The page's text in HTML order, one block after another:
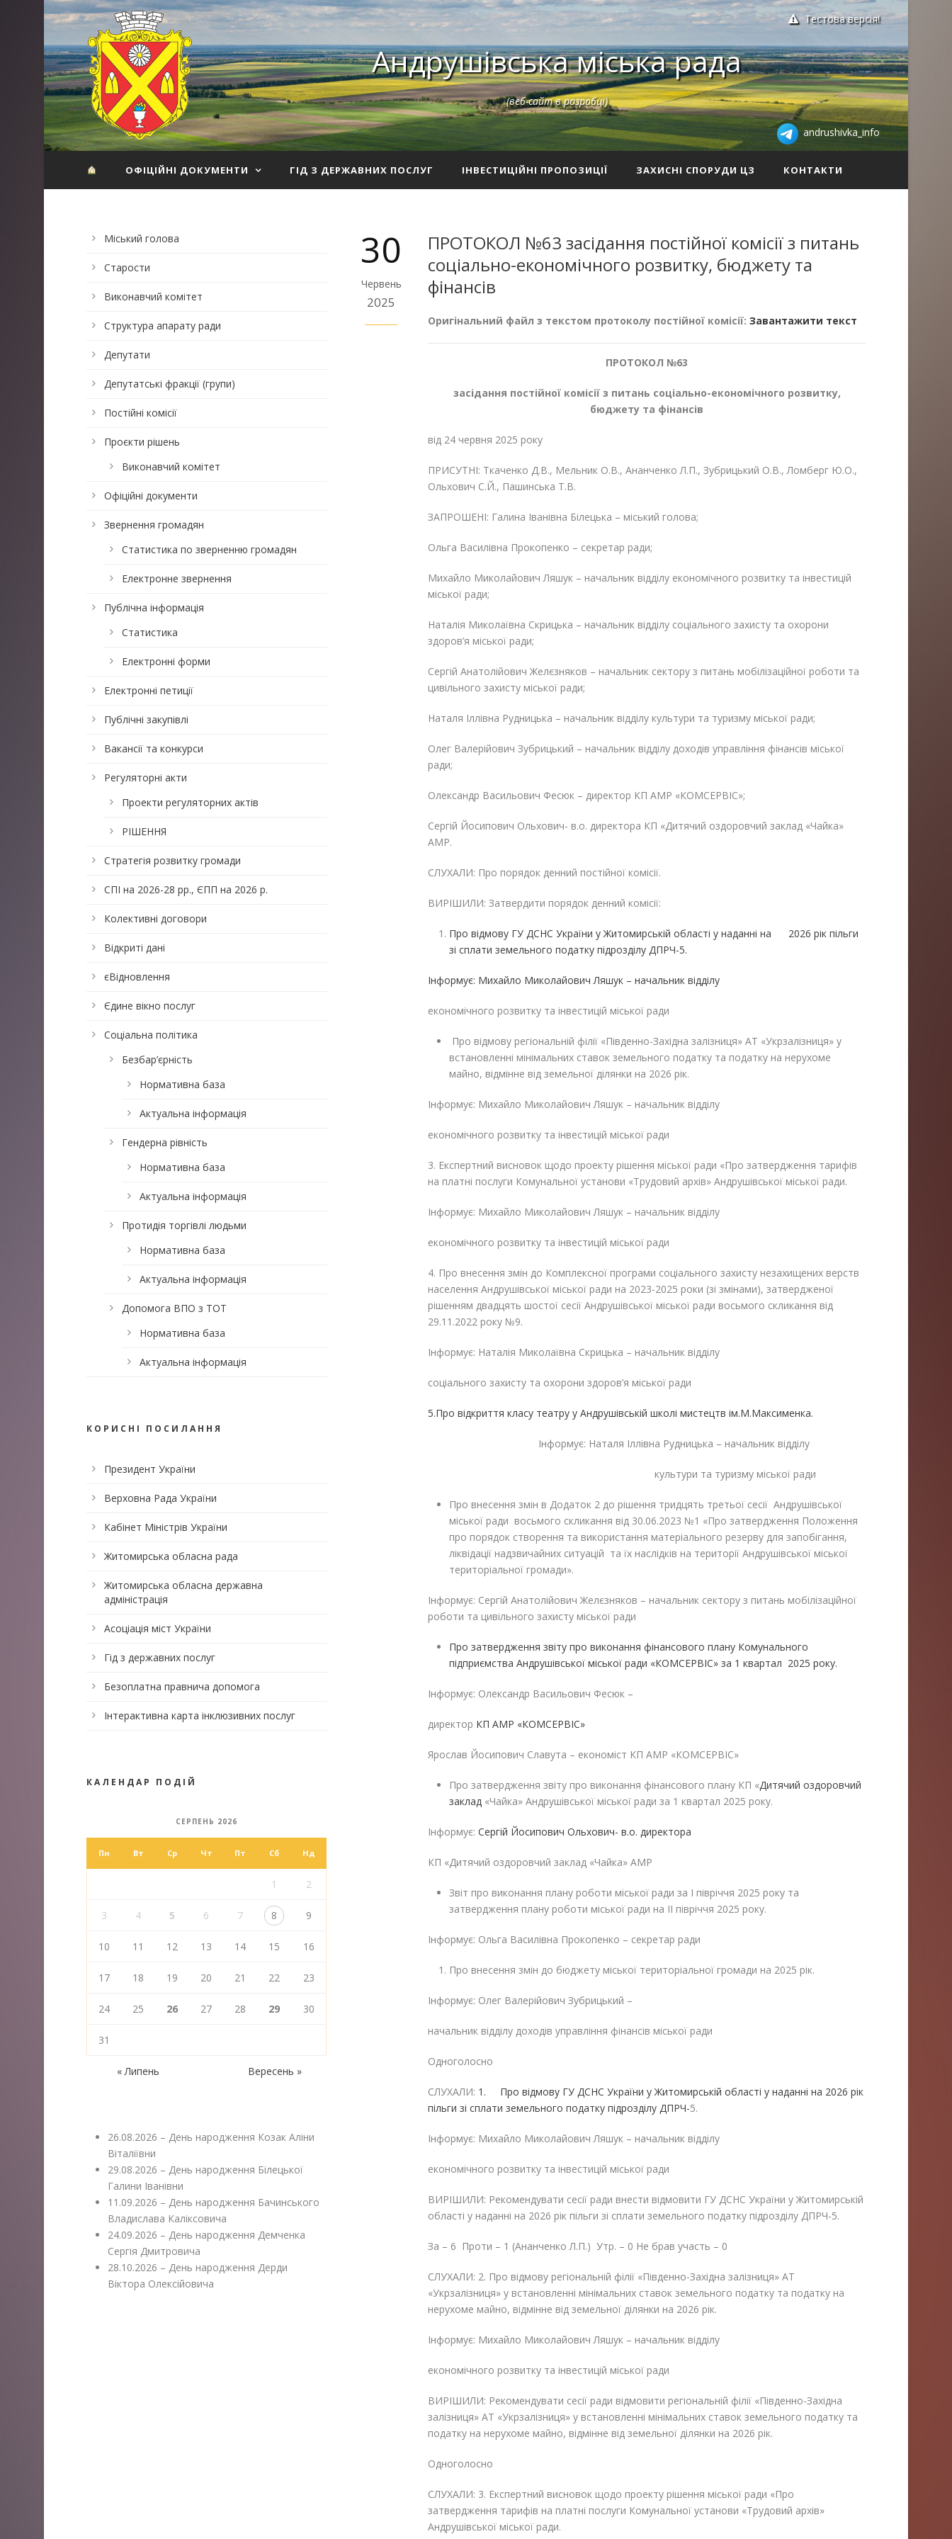
Тестова версія!
Андрушівська міська рада
(веб-сайт в розробці)
andrushivka_info
ОФІЦІЙНІ ДОКУМЕНТИ ГІД З ДЕРЖАВНИХ ПОСЛУГ ІНВЕСТИЦІЙНІ ПРОПОЗИЦІЇ ЗАХИСНІ СПОРУДИ ЦЗ КОНТАКТИ
30
Червень
2025
ПРОТОКОЛ №63 засідання постійної комісії з питань
соціально-економічного розвитку, бюджету та
фінансів
Оригінальний файл з текстом протоколу постійної комісії: Завантажити текст
ПРОТОКОЛ №63
засідання постійної комісії з питань соціально-економічного розвитку,
бюджету та фінансів
від 24 червня 2025 року
ПРИСУТНІ: Ткаченко Д.В., Мельник О.В., Ананченко Л.П., Зубрицький О.В., Ломберг Ю.О.,
Ольхович С.Й., Пашинська Т.В.
ЗАПРОШЕНІ: Галина Іванівна Білецька – міський голова;
Ольга Василівна Прокопенко – секретар ради;
Михайло Миколайович Ляшук – начальник відділу економічного розвитку та інвестицій
міської ради;
Наталія Миколаївна Скрицька – начальник відділу соціального захисту та охорони
здоров’я міської ради;
Сергій Анатолійович Желєзняков – начальник сектору з питань мобілізаційної роботи та
цивільного захисту міської ради;
Наталя Іллівна Рудницька – начальник відділу культури та туризму міської ради;
Олег Валерійович Зубрицький – начальник відділу доходів управління фінансів міської
ради;
Олександр Васильович Фесюк – директор КП АМР «КОМСЕРВІС»;
Сергій Йосипович Ольхович- в.о. директора КП «Дитячий оздоровчий заклад «Чайка»
АМР.
СЛУХАЛИ: Про порядок денний постійної комісії.
ВИРІШИЛИ: Затвердити порядок денний комісії:
Про відмову ГУ ДСНС України у Житомирській області у наданні на 2026 рік пільги
зі сплати земельного податку підрозділу ДПРЧ-5.
Інформує: Михайло Миколайович Ляшук – начальник відділу
економічного розвитку та інвестицій міської ради
Про відмову регіональній філії «Південно-Західна залізниця» АТ «Укрзалізниця» у
встановленні мінімальних ставок земельного податку та податку на нерухоме
майно, відмінне від земельної ділянки на 2026 рік.
Інформує: Михайло Миколайович Ляшук – начальник відділу
економічного розвитку та інвестицій міської ради
3. Експертний висновок щодо проекту рішення міської ради «Про затвердження тарифів
на платні послуги Комунальної установи «Трудовий архів» Андрушівської міської ради.
Інформує: Михайло Миколайович Ляшук – начальник відділу
економічного розвитку та інвестицій міської ради
4. Про внесення змін до Комплексної програми соціального захисту незахищених верств
населення Андрушівської міської ради на 2023-2025 роки (зі змінами), затвердженої
рішенням двадцять шостої сесії Андрушівської міської ради восьмого скликання від
29.11.2022 року №9.
Інформує: Наталія Миколаївна Скрицька – начальник відділу
соціального захисту та охорони здоров’я міської ради
5.Про відкриття класу театру у Андрушівській школі мистецтв ім.М.Максименка.
Інформує: Наталя Іллівна Рудницька – начальник відділу
культури та туризму міської ради
Про внесення змін в Додаток 2 до рішення тридцять третьої сесії Андрушівської
міської ради восьмого скликання від 30.06.2023 №1 «Про затвердження Положення
про порядок створення та використання матеріального резерву для запобігання,
ліквідації надзвичайних ситуацій та їх наслідків на території Андрушівської міської
територіальної громади».
Інформує: Сергій Анатолійович Желєзняков – начальник сектору з питань мобілізаційної
роботи та цивільного захисту міської ради
Про затвердження звіту про виконання фінансового плану Комунального
підприємства Андрушівської міської ради «КОМСЕРВІС» за 1 квартал 2025 року.
Інформує: Олександр Васильович Фесюк –
директор КП АМР «КОМСЕРВІС»
Ярослав Йосипович Славута – економіст КП АМР «КОМСЕРВІС»
Про затвердження звіту про виконання фінансового плану КП «Дитячий оздоровчий
заклад «Чайка» Андрушівської міської ради за 1 квартал 2025 року.
Інформує: Сергій Йосипович Ольхович- в.о. директора
КП «Дитячий оздоровчий заклад «Чайка» АМР
Звіт про виконання плану роботи міської ради за І півріччя 2025 року та
затвердження плану роботи міської ради на ІІ півріччя 2025 року.
Інформує: Ольга Василівна Прокопенко – секретар ради
Про внесення змін до бюджету міської територіальної громади на 2025 рік.
Інформує: Олег Валерійович Зубрицький –
начальник відділу доходів управління фінансів міської ради
Одноголосно
СЛУХАЛИ: 1. Про відмову ГУ ДСНС України у Житомирській області у наданні на 2026 рік
пільги зі сплати земельного податку підрозділу ДПРЧ-5.
Інформує: Михайло Миколайович Ляшук – начальник відділу
економічного розвитку та інвестицій міської ради
ВИРІШИЛИ: Рекомендувати сесії ради внести відмовити ГУ ДСНС України у Житомирській
області у наданні на 2026 рік пільги зі сплати земельного податку підрозділу ДПРЧ-5.
За – 6 Проти – 1 (Ананченко Л.П.) Утр. – 0 Не брав участь – 0
СЛУХАЛИ: 2. Про відмову регіональній філії «Південно-Західна залізниця» АТ
«Укрзалізниця» у встановленні мінімальних ставок земельного податку та податку на
нерухоме майно, відмінне від земельної ділянки на 2026 рік.
Інформує: Михайло Миколайович Ляшук – начальник відділу
економічного розвитку та інвестицій міської ради
ВИРІШИЛИ: Рекомендувати сесії ради відмовити регіональній філії «Південно-Західна
залізниця» АТ «Укрзалізниця» у встановленні мінімальних ставок земельного податку та
податку на нерухоме майно, відмінне від земельної ділянки на 2026 рік.
Одноголосно
СЛУХАЛИ: 3. Експертний висновок щодо проекту рішення міської ради «Про
затвердження тарифів на платні послуги Комунальної установи «Трудовий архів»
Андрушівської міської ради.
Міський голова
Старости
Виконавчий комітет
Структура апарату ради
Депутати
Депутатські фракції (групи)
Постійні комісії
Проєкти рішень
Виконавчий комітет
Офіційні документи
Звернення громадян
Статистика по зверненню громадян
Електронне звернення
Публічна інформація
Статистика
Електронні форми
Електронні петиції
Публічні закупівлі
Вакансії та конкурси
Регуляторні акти
Проекти регуляторних актів
РІШЕННЯ
Стратегія розвитку громади
СПІ на 2026-28 рр., ЄПП на 2026 р.
Колективні договори
Відкриті дані
єВідновлення
Єдине вікно послуг
Соціальна політика
Безбар’єрність
Нормативна база
Актуальна інформація
Гендерна рівність
Нормативна база
Актуальна інформація
Протидія торгівлі людьми
Нормативна база
Актуальна інформація
Допомога ВПО з ТОТ
Нормативна база
Актуальна інформація
КОРИСНІ ПОСИЛАННЯ
Президент України
Верховна Рада України
Кабінет Міністрів України
Житомирська обласна рада
Житомирська обласна державна
адміністрація
Асоціація міст України
Гід з державних послуг
Безоплатна правнича допомога
Інтерактивна карта інклюзивних послуг
КАЛЕНДАР ПОДІЙ
СЕРПЕНЬ 2026
Пн Вт Ср Чт Пт Сб Нд
1 2
3 4 5 6 7 8 9
10 11 12 13 14 15 16
17 18 19 20 21 22 23
24 25 26 27 28 29 30
31
« Липень Вересень »
26.08.2026 – День народження Козак Аліни
Віталіївни
29.08.2026 – День народження Білецької
Галини Іванівни
11.09.2026 – День народження Бачинського
Владислава Каліксовича
24.09.2026 – День народження Демченка
Сергія Дмитровича
28.10.2026 – День народження Дерди
Віктора Олексійовича